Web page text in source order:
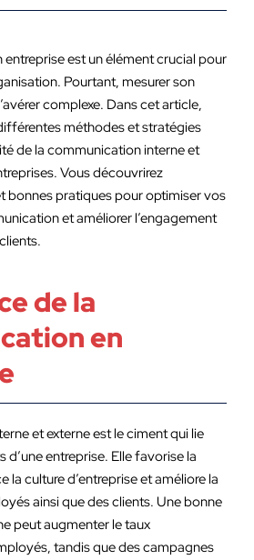
est un élément crucial pour
Pourtant, mesurer son
complexe. Dans cet article,
méthodes et stratégies
de la communication interne et
Vous découvrirez
bonnes pratiques pour optimiser vos
et améliorer l’engagement
de la
en
et externe est le ciment qui lie
entreprise. Elle favorise la
la culture d’entreprise et améliore la
ainsi que des clients. Une bonne
peut augmenter le taux
tandis que des campagnes